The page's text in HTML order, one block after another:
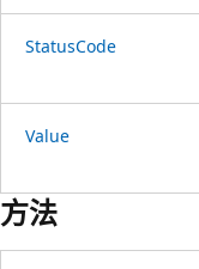
StatusCode
Value
方法